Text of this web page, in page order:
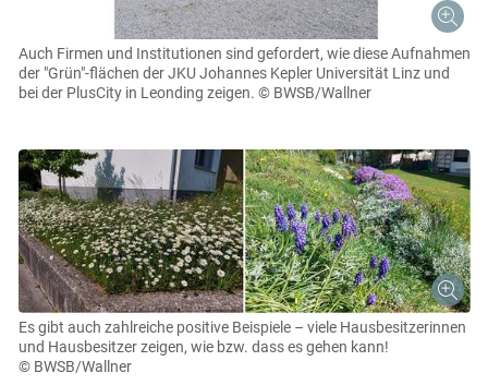
Auch Firmen und Institutionen sind gefordert, wie diese Aufnahmen
der "Grün"-flächen der JKU Johannes Kepler Universität Linz und
bei der PlusCity in Leonding zeigen. © BWSB/Wallner
Es gibt auch zahlreiche positive Beispiele – viele Hausbesitzerinnen
und Hausbesitzer zeigen, wie bzw. dass es gehen kann!
© BWSB/Wallner